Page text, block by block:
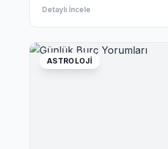
Detaylı İncele
ASTROLOJI